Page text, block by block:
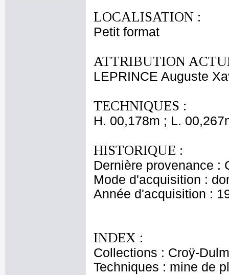
LOCALISATION :
Petit format
ATTRIBUTION
LEPRINCE Auguste
TECHNIQUES :
H. 00,178m ; L.
HISTORIQUE :
Dernière provenance :
Mode d'acquisition :
Année d'acquisition :
INDEX :
Collections : Croÿ-
Techniques : mine de